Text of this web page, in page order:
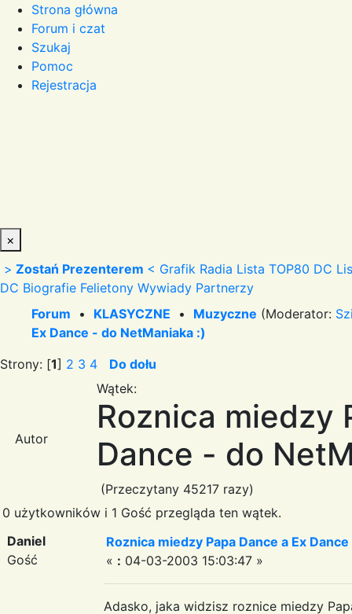
Strona główna
Forum i czat
Szukaj
Pomoc
Rejestracja
×
> Zostań Prezenterem < Grafik Radia Lista TOP80 DC
DC Biografie Felietony Wywiady Partnerzy
Forum • KLASYCZNE • Muzyczne (Moderator:
Ex Dance - do NetManiaka :)
Strony: [1] 2 3 4 Do dołu
Autor
Wątek:
Roznica miedzy
Dance - do
(Przeczytany 45217 razy)
0 użytkowników i 1 Gość przegląda ten wątek.
Daniel
Gość
Roznica miedzy Papa Dance a Ex
« : 04-03-2003 15:03:47 »
Adasko, jaka widzisz roznice miedzy